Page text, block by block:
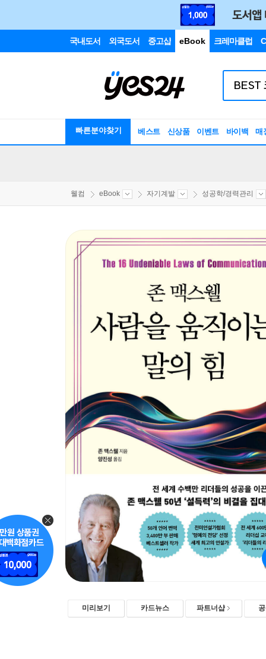
국내도서 외국도서 중고샵 eBook 크레마클럽
빠른분야찾기 베스트 신상품 이벤트 바이백 매
웰컴 eBook 자기계발 성공학/경력관리
미리보기 카드뉴스 파트너샵